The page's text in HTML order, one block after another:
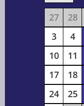
27 28
3
4
10
11
17
18
24
25